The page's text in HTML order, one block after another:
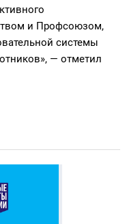
и Профсоюзом,
системы
— отметил